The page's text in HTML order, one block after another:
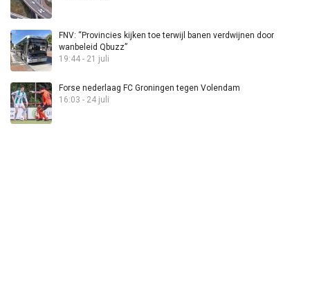
FNV: “Provincies kijken toe terwijl banen verdwijnen door
wanbeleid Qbuzz”
19:44 - 21 juli
Forse nederlaag FC Groningen tegen Volendam
16:03 - 24 juli